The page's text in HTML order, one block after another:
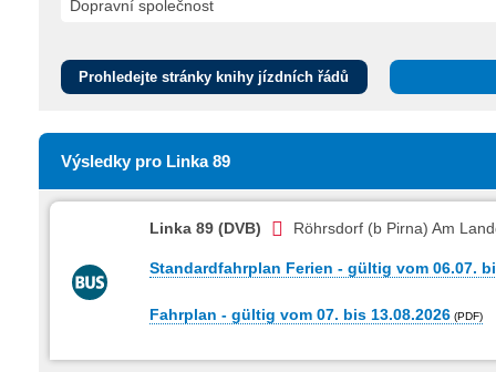
Prohledejte stránky knihy jízdních řádů
Výsledky pro Linka 89
Linka 89 (DVB) Röhrsdorf (b Pirna) Am
Standardfahrplan Ferien - gültig vom 06.07.
Fahrplan - gültig vom 07. bis 13.08.2026